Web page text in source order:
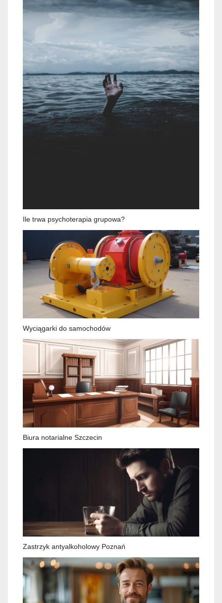
Ile trwa psychoterapia grupowa?
Wyciągarki do samochodów
Biura notarialne Szczecin
Zastrzyk antyalkoholowy Poznań